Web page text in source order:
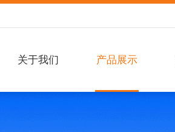
关于我们 产品展示